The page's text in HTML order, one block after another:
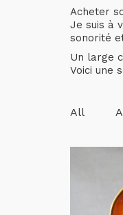
Acheter
Je suis à
sonorité
Un large
Voici une
All